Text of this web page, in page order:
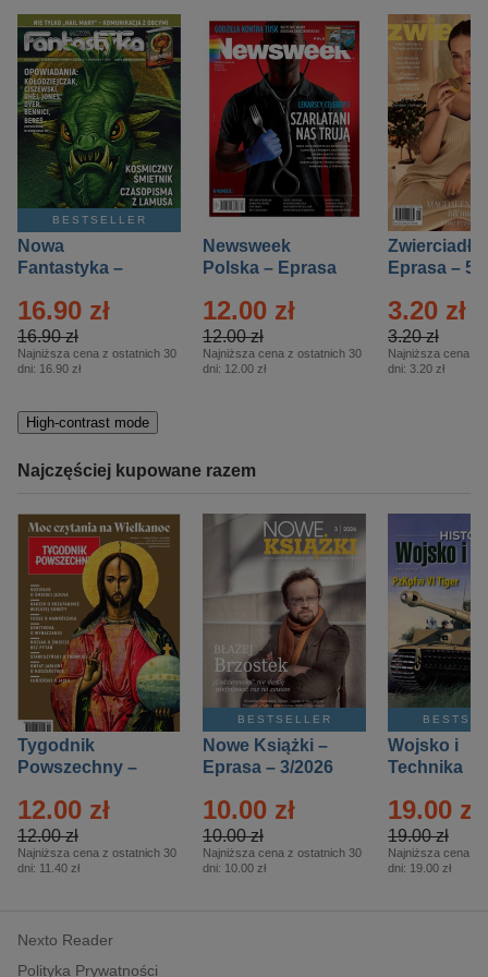
BESTSELLER
Nowa
Fantastyka –
16.90 zł
16.90 zł
Najniższa cena z ostatnich 30
dni: 16.90 zł
Newsweek
Polska – Eprasa
12.00 zł
12.00 zł
Najniższa cena z ostatnich 30
dni: 12.00 zł
Zwierciadło
Eprasa – 5/
3.20 zł
3.20 zł
Najniższa cena z
dni: 3.20 zł
High-contrast mode
Najczęściej kupowane razem
Tygodnik
Powszechny –
12.00 zł
12.00 zł
Najniższa cena z ostatnich 30
dni: 11.40 zł
BESTSELLER
Nowe Książki –
Eprasa – 3/2026
10.00 zł
10.00 zł
Najniższa cena z ostatnich 30
dni: 10.00 zł
Wojsko i
Technika
– 2/2026
19.00 zł
19.00 zł
Najniższa cena z
dni: 19.00 zł
Nexto Reader
Polityka Prywatności